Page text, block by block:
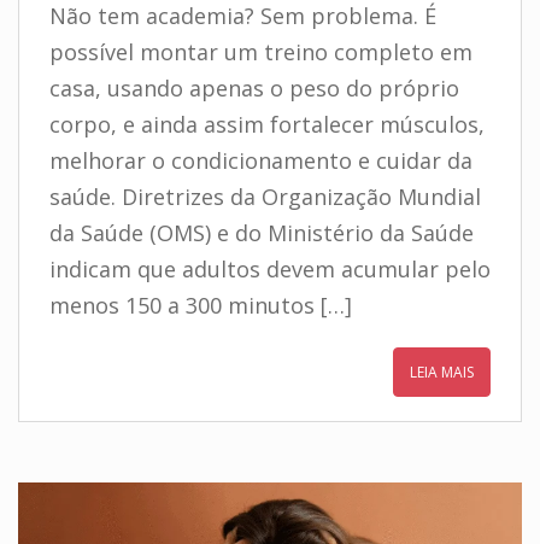
Não tem academia? Sem problema. É
possível montar um treino completo em
casa, usando apenas o peso do próprio
corpo, e ainda assim fortalecer músculos,
melhorar o condicionamento e cuidar da
saúde. Diretrizes da Organização Mundial
da Saúde (OMS) e do Ministério da Saúde
indicam que adultos devem acumular pelo
menos 150 a 300 minutos […]
LEIA MAIS